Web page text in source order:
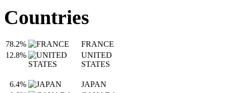
Countries
78.2%
FRANCE
12.8%
UNITED
STATES
6.4%
JAPAN